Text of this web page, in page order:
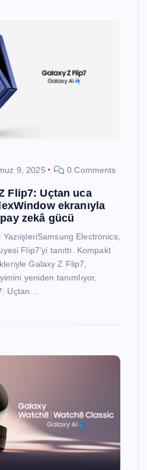
9, 2025 0 Comments
Flip7: Uçtan uca
ekranıyla
zekâ gücü
Electronics,
Flip7’yi tanıttı. Kompakt
Galaxy Z Flip7,
yeniden tanımlıyor.
Uçtan…